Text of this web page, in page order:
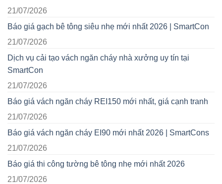
21/07/2026
Báo giá gạch bê tông siêu nhẹ mới nhất 2026 | SmartCon
21/07/2026
Dịch vụ cải tạo vách ngăn cháy nhà xưởng uy tín tại
SmartCon
21/07/2026
Báo giá vách ngăn cháy REI150 mới nhất, giá cạnh tranh
21/07/2026
Báo giá vách ngăn cháy EI90 mới nhất 2026 | SmartCons
21/07/2026
Báo giá thi công tường bê tông nhẹ mới nhất 2026
21/07/2026